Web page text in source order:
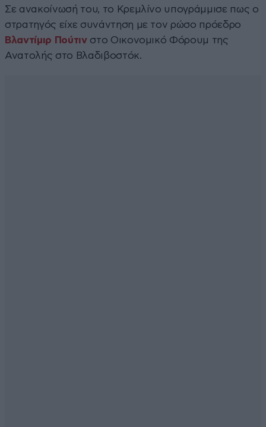
Σε ανακοίνωσή του, το Κρεμλίνο υπογράμμισε πως ο
στρατηγός είχε συνάντηση με τον ρώσο πρόεδρο
Βλαντίμιρ Πούτινστο Οικονομικό Φόρουμ της
Ανατολής στο Βλαδιβοστόκ.